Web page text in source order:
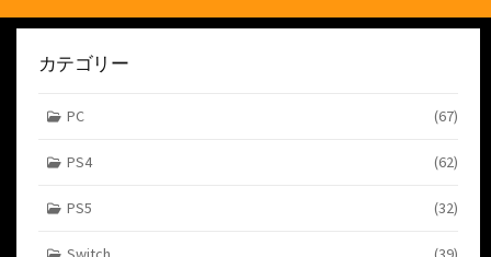
カテゴリー
PC (67)
PS4 (62)
PS5 (32)